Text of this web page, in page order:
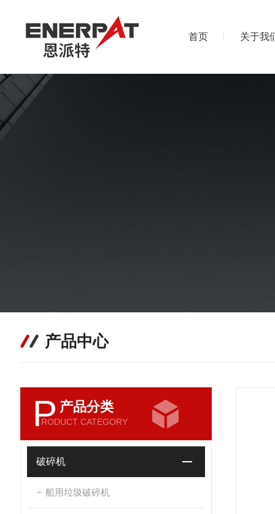
首页 关于我
产品中心
P 产品分类
RODUCT CATEGORY
破碎机
船用垃圾破碎机